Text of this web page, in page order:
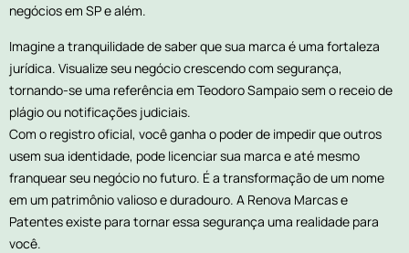
negócios em SP e além.
Imagine a tranquilidade de saber que sua marca é uma fortaleza
jurídica. Visualize seu negócio crescendo com segurança,
tornando-se uma referência em Teodoro Sampaio sem o receio de
plágio ou notificações judiciais.
Com o registro oficial, você ganha o poder de impedir que outros
usem sua identidade, pode licenciar sua marca e até mesmo
franquear seu negócio no futuro. É a transformação de um nome
em um patrimônio valioso e duradouro. A Renova Marcas e
Patentes existe para tornar essa segurança uma realidade para
você.